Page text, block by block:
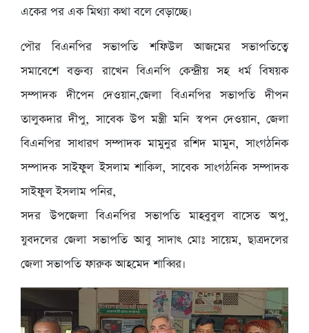
একের পর এক মিথ্যা কথা বলে বেড়াচ্ছে।
পৌর বিএনপির সভাপতি শফিউল আজমের সভাপতিত্বে
সমাবেশে বক্তব্য রাখেন বিএনপি কেন্দ্রীয় সহ ধর্ম বিষয়ক
সম্পাদক দীপেন দেওয়ান,জেলা বিএনপির সভাপতি দীপন
তালুকদার দীপু, সাবেক উপ মন্ত্রী মনি স্বপন দেওয়ান, জেলা
বিএনপির সাধারণ সম্পাদক মামুনুর রশিদ মামুন, সাংগঠনিক
সম্পাদক সাইফুল ইসলাম শাকিল, সাবেক সাংগঠনিক সম্পাদক
সাইফুল ইসলাম পনির,
সদর উপজেলা বিএনপির সভাপতি মাহবুবুল বাসেত অপু,
যুবদলের জেলা সভাপতি আবু সাদাৎ মোঃ সায়েম, ছাত্রদলের
জেলা সভাপতি ফারুক আহমেদ শাব্বির।